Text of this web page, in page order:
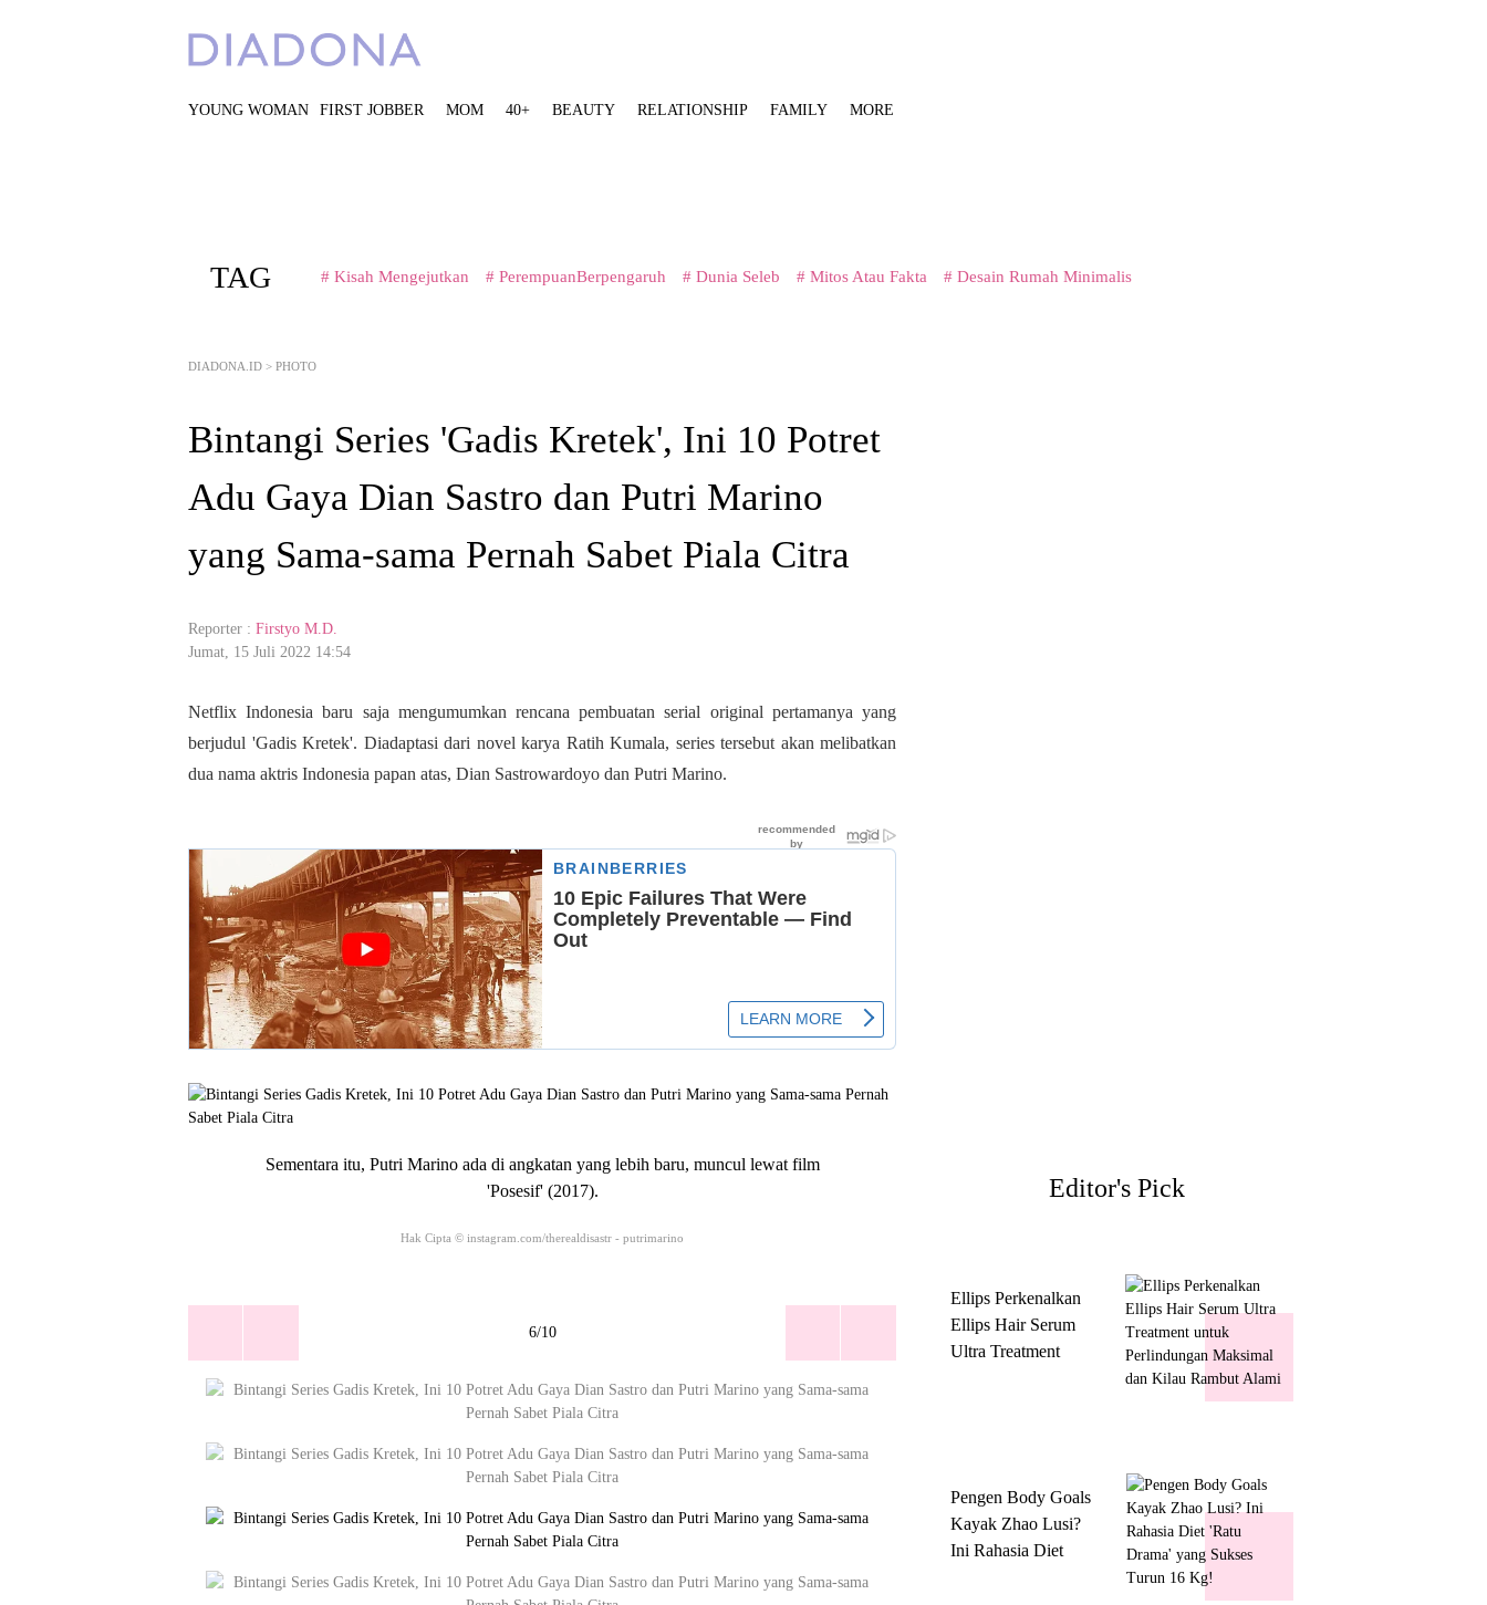
YOUNG WOMAN FIRST JOBBER MOM 40+ BEAUTY RELATIONSHIP FAMILY MORE
TAG # Kisah Mengejutkan # PerempuanBerpengaruh # Dunia Seleb # Mitos Atau Fakta # Desain Rumah Minimalis
DIADONA.ID > PHOTO
Bintangi Series 'Gadis Kretek', Ini 10 Potret
Adu Gaya Dian Sastro dan Putri Marino
yang Sama-sama Pernah Sabet Piala Citra
Reporter : Firstyo M.D.
Jumat, 15 Juli 2022 14:54
Netflix Indonesia baru saja mengumumkan rencana pembuatan serial original pertamanya yang
berjudul 'Gadis Kretek'. Diadaptasi dari novel karya Ratih Kumala, series tersebut akan melibatkan
dua nama aktris Indonesia papan atas, Dian Sastrowardoyo dan Putri Marino.
Sementara itu, Putri Marino ada di angkatan yang lebih baru, muncul lewat film
'Posesif' (2017).
Hak Cipta © instagram.com/therealdisastr - putrimarino
6/10
Editor's Pick
Ellips Perkenalkan
Ellips Hair Serum
Ultra Treatment
Pengen Body Goals
Kayak Zhao Lusi?
Ini Rahasia Diet